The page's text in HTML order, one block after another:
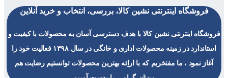
فروشگاه اینترنتی نشین کالا، بررسی، انتخاب و خرید آنلاین
فروشگاه اینترنتی نشین کالا با هدف دسترسی آسان به محصولات با کیفیت و
استاندارد در زمینه محصولات اداری و خانگی در سال ۱۳۹۸ فعالیت خود را
آغاز نمود ، ما مفتخریم که با اراِئه بهترین محصولات توانستیم رضایت هم